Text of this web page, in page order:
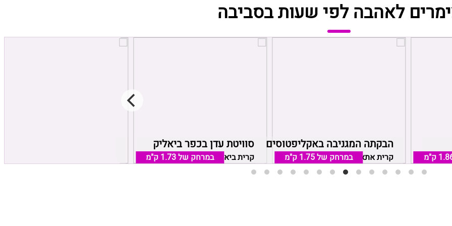
לאהבה לפי שעות בסביבה
סוויטת עדן בכפר ביאליק
קרית ביאליק, אזור חיפה והקריות
במרחק של1.73 ק"מ
הבקתה המגניבה באקליפטוסים
קרית אתא, אזור חיפה והקריות
במרחק של1.75 ק"מ ק"מ